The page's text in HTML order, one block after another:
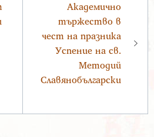
Академично
тържество в
чест на празника
Успение на св.
Методий
Славянобългарски